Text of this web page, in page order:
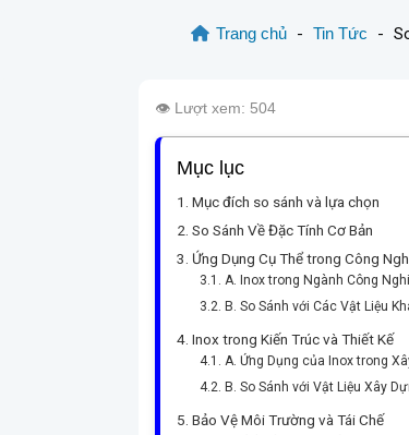
Trang chủ - Tin Tức -
👁️ Lượt xem: 504
Mục lục
Mục đích so sánh và lựa chọn
So Sánh Về Đặc Tính Cơ Bản
Ứng Dụng Cụ Thể trong Công
A. Inox trong Ngành Công
B. So Sánh với Các Vật Liệu
Inox trong Kiến Trúc và Thiết Kế
A. Ứng Dụng của Inox trong
B. So Sánh với Vật Liệu Xây
Bảo Vệ Môi Trường và Tái Chế